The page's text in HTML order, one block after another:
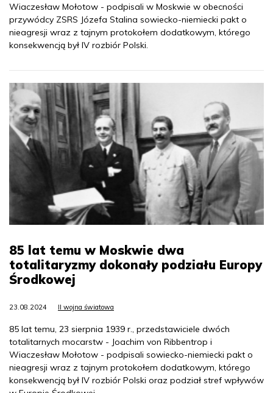
Wiaczesław Mołotow - podpisali w Moskwie w obecności
przywódcy ZSRS Józefa Stalina sowiecko-niemiecki pakt o
nieagresji wraz z tajnym protokołem dodatkowym, którego
konsekwencją był IV rozbiór Polski.
85 lat temu w Moskwie dwa
totalitaryzmy dokonały podziału Europy
Środkowej
23.08.2024 II wojna światowa
85 lat temu, 23 sierpnia 1939 r., przedstawiciele dwóch
totalitarnych mocarstw - Joachim von Ribbentrop i
Wiaczesław Mołotow - podpisali sowiecko-niemiecki pakt o
nieagresji wraz z tajnym protokołem dodatkowym, którego
konsekwencją był IV rozbiór Polski oraz podział stref wpływów